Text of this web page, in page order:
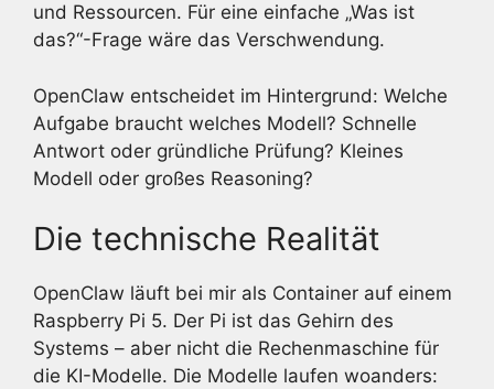
und Ressourcen. Für eine einfache „Was ist
das?“-Frage wäre das Verschwendung.
OpenClaw entscheidet im Hintergrund: Welche
Aufgabe braucht welches Modell? Schnelle
Antwort oder gründliche Prüfung? Kleines
Modell oder großes Reasoning?
Die technische Realität
OpenClaw läuft bei mir als Container auf einem
Raspberry Pi 5. Der Pi ist das Gehirn des
Systems – aber nicht die Rechenmaschine für
die KI-Modelle. Die Modelle laufen woanders: